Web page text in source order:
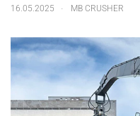
16.05.2025 . MB CRUSHER